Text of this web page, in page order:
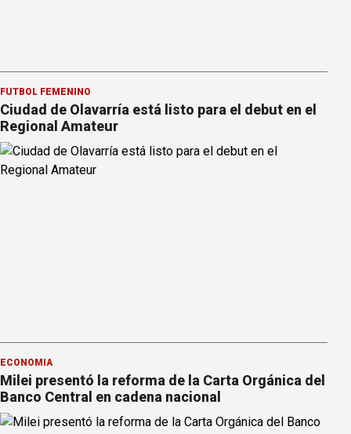
FÚTBOL FEMENINO
Ciudad de Olavarría está listo para el debut en el
Regional Amateur
ECONOMÍA
Milei presentó la reforma de la Carta Orgánica del
Banco Central en cadena nacional